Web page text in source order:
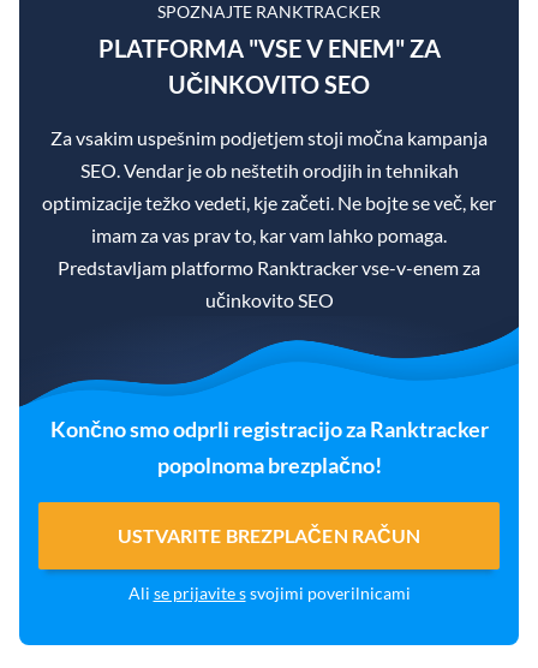
SPOZNAJTE RANKTRACKER
PLATFORMA "VSE V ENEM" ZA
UČINKOVITO SEO
Za vsakim uspešnim podjetjem stoji močna kampanja
SEO. Vendar je ob neštetih orodjih in tehnikah
optimizacije težko vedeti, kje začeti. Ne bojte se več, ker
imam za vas prav to, kar vam lahko pomaga.
Predstavljam platformo Ranktracker vse-v-enem za
učinkovito SEO
Končno smo odprli registracijo za Ranktracker
popolnoma brezplačno!
USTVARITE BREZPLAČEN RAČUN
Ali se prijavite ssvojimi poverilnicami